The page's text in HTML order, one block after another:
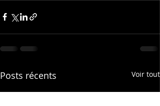
Posts récents Voir tout